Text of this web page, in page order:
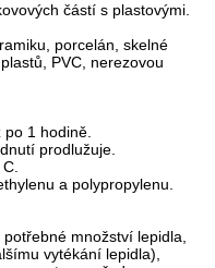
částí s plastovými.
porcelán, skelné
PVC, nerezovou
1 hodině.
prodlužuje.
a polypropylenu.
množství lepidla,
vytékání lepidla),